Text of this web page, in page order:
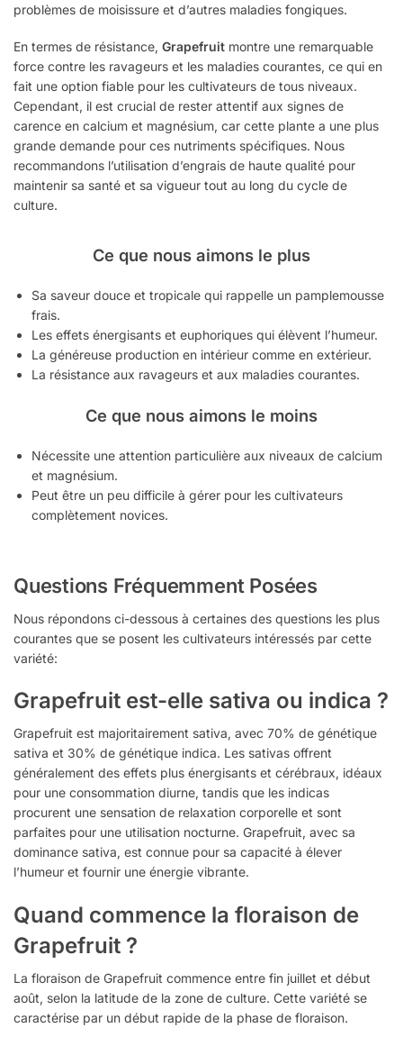
problèmes de moisissure et d’autres maladies fongiques.
En termes de résistance, Grapefruit montre une remarquable
force contre les ravageurs et les maladies courantes, ce qui en
fait une option fiable pour les cultivateurs de tous niveaux.
Cependant, il est crucial de rester attentif aux signes de
carence en calcium et magnésium, car cette plante a une plus
grande demande pour ces nutriments spécifiques. Nous
recommandons l’utilisation d’engrais de haute qualité pour
maintenir sa santé et sa vigueur tout au long du cycle de
culture.
Ce que nous aimons le plus
Sa saveur douce et tropicale qui rappelle un pamplemousse
frais.
Les effets énergisants et euphoriques qui élèvent l’humeur.
La généreuse production en intérieur comme en extérieur.
La résistance aux ravageurs et aux maladies courantes.
Ce que nous aimons le moins
Nécessite une attention particulière aux niveaux de calcium
et magnésium.
Peut être un peu difficile à gérer pour les cultivateurs
complètement novices.
Questions Fréquemment Posées
Nous répondons ci-dessous à certaines des questions les plus
courantes que se posent les cultivateurs intéressés par cette
variété:
Grapefruit est-elle sativa ou indica ?
Grapefruit est majoritairement sativa, avec 70% de génétique
sativa et 30% de génétique indica. Les sativas offrent
généralement des effets plus énergisants et cérébraux, idéaux
pour une consommation diurne, tandis que les indicas
procurent une sensation de relaxation corporelle et sont
parfaites pour une utilisation nocturne. Grapefruit, avec sa
dominance sativa, est connue pour sa capacité à élever
l’humeur et fournir une énergie vibrante.
Quand commence la floraison de
Grapefruit ?
La floraison de Grapefruit commence entre fin juillet et début
août, selon la latitude de la zone de culture. Cette variété se
caractérise par un début rapide de la phase de floraison.